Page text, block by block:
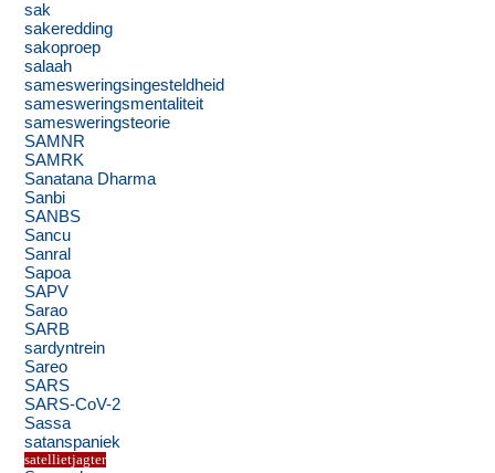
sak
sakeredding
sakoproep
salaah
samesweringsingesteldheid
samesweringsmentaliteit
samesweringsteorie
SAMNR
SAMRK
Sanatana Dharma
Sanbi
SANBS
Sancu
Sanral
Sapoa
SAPV
Sarao
SARB
sardyntrein
Sareo
SARS
SARS-CoV-2
Sassa
satanspaniek
satellietjagter